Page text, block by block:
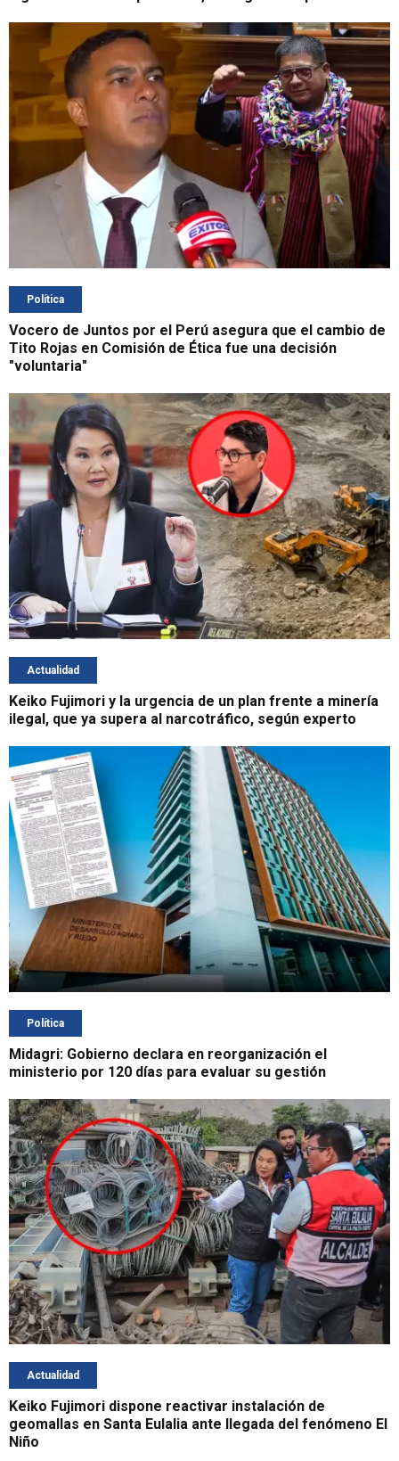
Política
Vocero de Juntos por el Perú asegura que el cambio de
Tito Rojas en Comisión de Ética fue una decisión
"voluntaria"
Actualidad
Keiko Fujimori y la urgencia de un plan frente a minería
ilegal, que ya supera al narcotráfico, según experto
Política
Midagri: Gobierno declara en reorganización el
ministerio por 120 días para evaluar su gestión
Actualidad
Keiko Fujimori dispone reactivar instalación de
geomallas en Santa Eulalia ante llegada del fenómeno El
Niño